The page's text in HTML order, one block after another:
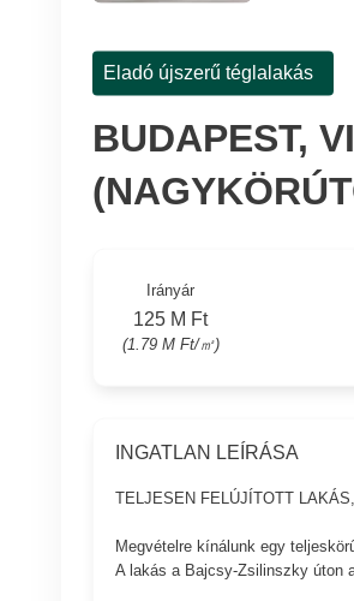
Eladó újszerű téglalakás
BUDAPEST,
Irányár
125 M Ft
(1.79 M Ft/㎡)
INGATLAN LEÍRÁSA
TELJESEN FELÚJÍTOTT
Megvételre kínálunk egy
A lakás a Bajcsy-Zsilinszky úton